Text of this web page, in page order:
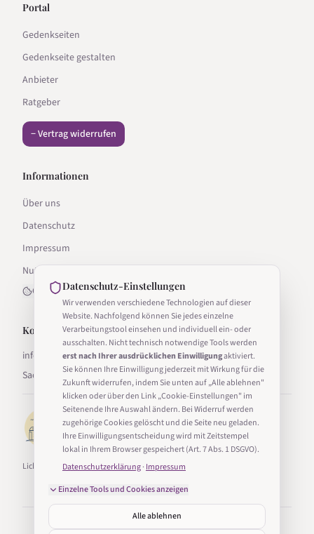
Portal
Gedenkseiten
Gedenkseite gestalten
Anbieter
Ratgeber
− Vertrag widerrufen
Informationen
Über uns
Datenschutz
Impressum
Nutzungsbedingungen
Cookie-Einstellungen
Kontakt
info@lichter-in-sachsen.de
Sachsen, Deutschland
Lichter in Sachsen ist Teil von Taucha24.
©2026Lichter in Sachsen. Alle Rechte vorbehalten.
Datenschutz-Einstellungen
Wir verwenden verschiedene Technologien auf dieser
Website. Nachfolgend können Sie jedes einzelne
Verarbeitungstool einsehen und individuell ein- oder
ausschalten. Nicht technisch notwendige Tools werden
erst nach Ihrer ausdrücklichen Einwilligungaktiviert.
Sie können Ihre Einwilligung jederzeit mit Wirkung für die
Zukunft widerrufen, indem Sie unten auf „Alle ablehnen"
klicken oder über den Link „Cookie-Einstellungen" im
Seitenende Ihre Auswahl ändern. Bei Widerruf werden
zugehörige Cookies gelöscht und die Seite neu geladen.
Ihre Einwilligungsentscheidung wird mit Zeitstempel
lokal in Ihrem Browser gespeichert (Art. 7 Abs. 1 DSGVO).
Datenschutzerklärung· Impressum
Einzelne Tools und Cookies anzeigen
Alle ablehnen